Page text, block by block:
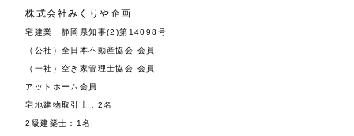
株式会社みくりや企画
宅建業 静岡県知事(2)第14098号
（公社）全日本不動産協会 会員
（一社）空き家管理士協会 会員
アットホーム会員
宅地建物取引士：2名
2級建築士：1名